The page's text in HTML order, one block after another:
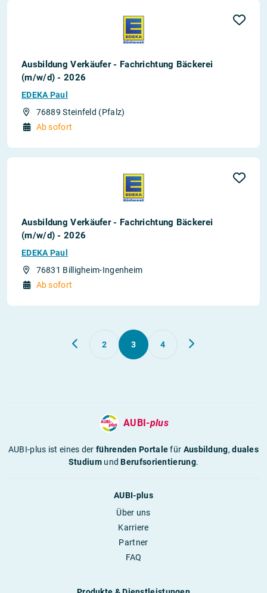
Ausbildung Verkäufer - Fachrichtung Bäckerei
(m/w/d) - 2026
EDEKA Paul
76889 Steinfeld (Pfalz)
Ab sofort
Ausbildung Verkäufer - Fachrichtung Bäckerei
(m/w/d) - 2026
EDEKA Paul
76831 Billigheim-Ingenheim
Ab sofort
2 3 4
AUBI-plus
AUBI-plus ist eines derführenden Portalefür Ausbildung,duales
StudiumundBerufsorientierung.
AUBI-plus
Über uns
Karriere
Partner
FAQ